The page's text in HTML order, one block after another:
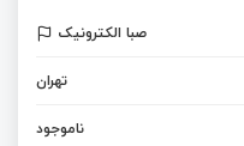
صبا الکترونیک
تهران
ناموجود